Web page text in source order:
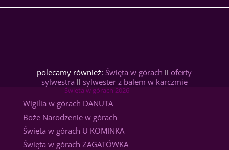
polecamy również: Święta w górach II oferty
sylwestra II sylwester z balem w karczmie
Święta w górach 2026
Wigilia w górach DANUTA
Boże Narodzenie w górach
Święta w górach U KOMINKA
Święta w górach ZAGATÓWKA